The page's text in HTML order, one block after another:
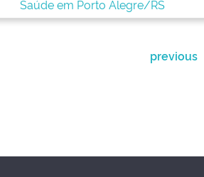
Saúde em Porto Alegre/RS
previous